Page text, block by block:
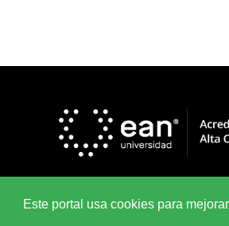
Este portal usa cookies para